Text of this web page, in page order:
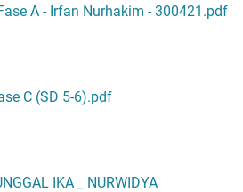
A - Irfan Nurhakim - 300421.pdf
C (SD 5-6).pdf
IKA _ NURWIDYA